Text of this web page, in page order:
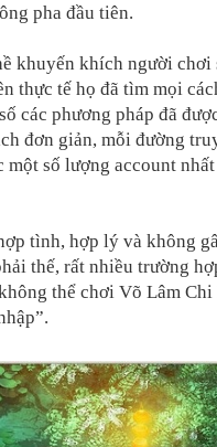
pha đầu tiên.
khuyến khích người chơi
thực tế họ đã tìm mọi
các phương pháp đã
đơn giản, mỗi đường
một số lượng account
tình, hợp lý và không
thế, rất nhiều trường
thể chơi Võ Lâm